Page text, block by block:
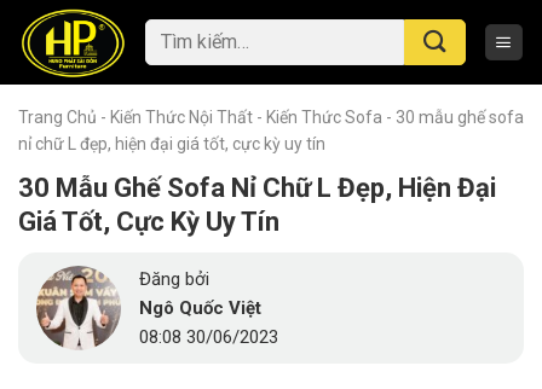
content
Tìm
kiếm:
Trang Chủ - Kiến Thức Nội Thất - Kiến Thức Sofa - 30 mẫu ghế sofa
nỉ chữ L đẹp, hiện đại giá tốt, cực kỳ uy tín
30 Mẫu Ghế Sofa Nỉ Chữ L Đẹp, Hiện Đại
Giá Tốt, Cực Kỳ Uy Tín
Đăng bởi
Ngô Quốc Việt
08:08 30/06/2023